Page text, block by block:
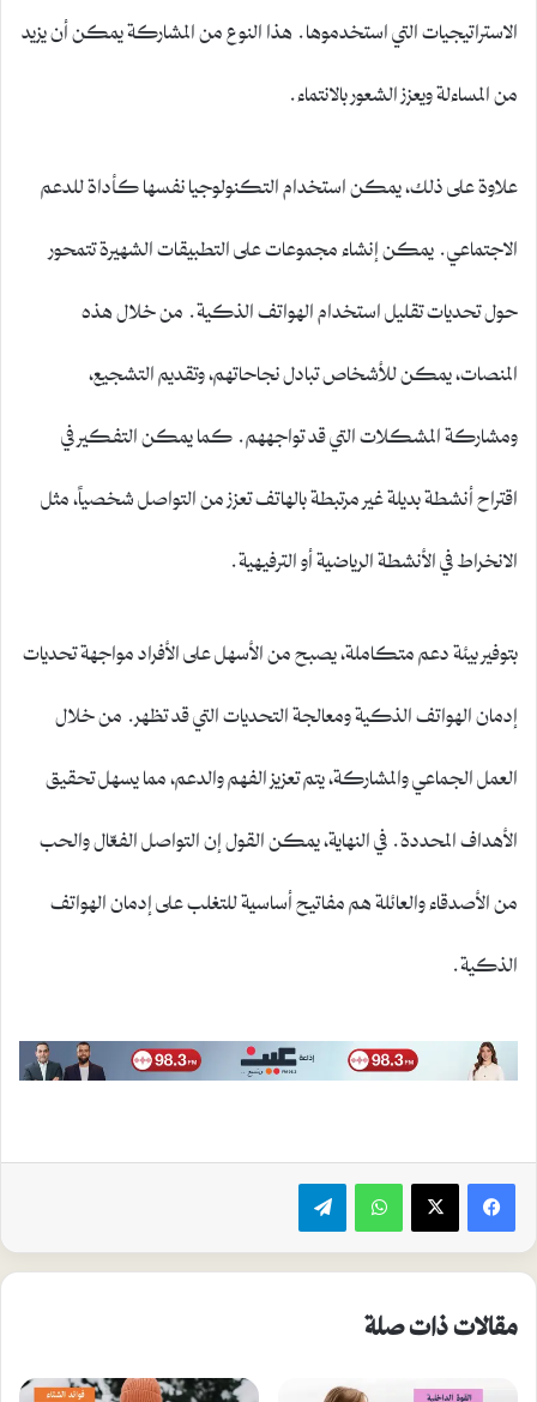
الاستراتيجيات التي استخدموها. هذا النوع من المشاركة يمكن أن يزيد
من المساءلة ويعزز الشعور بالانتماء.
علاوة على ذلك، يمكن استخدام التكنولوجيا نفسها كأداة للدعم
الاجتماعي. يمكن إنشاء مجموعات على التطبيقات الشهيرة تتمحور
حول تحديات تقليل استخدام الهواتف الذكية. من خلال هذه
المنصات، يمكن للأشخاص تبادل نجاحاتهم، وتقديم التشجيع،
ومشاركة المشكلات التي قد تواجههم. كما يمكن التفكير في
اقتراح أنشطة بديلة غير مرتبطة بالهاتف تعزز من التواصل شخصياً، مثل
الانخراط في الأنشطة الرياضية أو الترفيهية.
بتوفير بيئة دعم متكاملة، يصبح من الأسهل على الأفراد مواجهة تحديات
إدمان الهواتف الذكية ومعالجة التحديات التي قد تظهر. من خلال
العمل الجماعي والمشاركة، يتم تعزيز الفهم والدعم، مما يسهل تحقيق
الأهداف المحددة. في النهاية، يمكن القول إن التواصل الفعّال والحب
من الأصدقاء والعائلة هم مفاتيح أساسية للتغلب على إدمان الهواتف
الذكية.
واتسابتيلقرام
مقالات ذات صلة